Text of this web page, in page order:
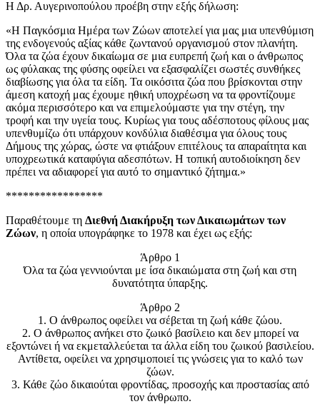
Η Δρ. Αυγερινοπούλου προέβη στην εξής δήλωση:
«Η Παγκόσμια Ημέρα των Ζώων αποτελεί για μας μια υπενθύμιση
της ενδογενούς αξίας κάθε ζωντανού οργανισμού στον πλανήτη.
Όλα τα ζώα έχουν δικαίωμα σε μια ευπρεπή ζωή και ο άνθρωπος
ως φύλακας της φύσης οφείλει να εξασφαλίζει σωστές συνθήκες
διαβίωσης για όλα τα είδη. Τα οικόσιτα ζώα που βρίσκονται στην
άμεση κατοχή μας έχουμε ηθική υποχρέωση να τα φροντίζουμε
ακόμα περισσότερο και να επιμελούμαστε για την στέγη, την
τροφή και την υγεία τους. Κυρίως για τους αδέσποτους φίλους μας
υπενθυμίζω ότι υπάρχουν κονδύλια διαθέσιμα για όλους τους
Δήμους της χώρας, ώστε να φτιάξουν επιτέλους τα απαραίτητα και
υποχρεωτικά καταφύγια αδεσπότων. Η τοπική αυτοδιοίκηση δεν
πρέπει να αδιαφορεί για αυτό το σημαντικό ζήτημα.»
*****************
Παραθέτουμε τη Διεθνή Διακήρυξη των Δικαιωμάτων των
Ζώων, η οποία υπογράφηκε το 1978 και έχει ως εξής:
Άρθρο 1
Όλα τα ζώα γεννιούνται με ίσα δικαιώματα στη ζωή και στη
δυνατότητα ύπαρξης.
Άρθρο 2
1. Ο άνθρωπος οφείλει να σέβεται τη ζωή κάθε ζώου.
2. Ο άνθρωπος ανήκει στο ζωικό βασίλειο και δεν μπορεί να
εξοντώνει ή να εκμεταλλεύεται τα άλλα είδη του ζωικού βασιλείου.
Αντίθετα, οφείλει να χρησιμοποιεί τις γνώσεις για το καλό των
ζώων.
3. Κάθε ζώο δικαιούται φροντίδας, προσοχής και προστασίας από
τον άνθρωπο.